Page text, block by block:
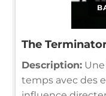
The
Description:
temps avec des